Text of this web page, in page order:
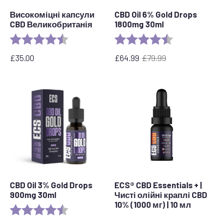
Високоміцні капсули
CBD Великобританія
Rating: 4.8 out of 5 stars
£35.00
CBD Oil 6% Gold Drops
1800mg 30ml
Rating:
£79.99
Оригінальна
£64.99
Поточна
CBD Oil 3% Gold Drops
900mg 30ml
Rating: 4.9 out of 5 stars
ECS® CBD Essentials + |
Чисті олійні краплі CBD
10% (1000 мг) | 10 мл